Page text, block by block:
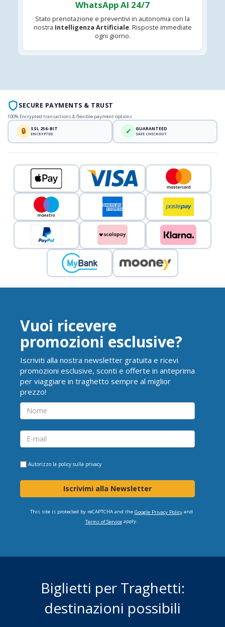
WhatsApp AI 24/7
Stato prenotazione e preventivi in autonomia con la
nostra Intelligenza Artificiale. Risposte immediate
ogni giorno.
SECURE PAYMENTS & TRUST
100% Encrypted transactions & flexible payment options
🔒 SSL 256-BIT
ENCRYPTED ✓ GUARANTEED
SAFE CHECKOUT
Vuoi ricevere
promozioni esclusive?
Iscriviti alla nostra newsletter gratuita e ricevi
promozioni esclusive, sconti e offerte in anteprima
per viaggiare in traghetto sempre al miglior
prezzo!
Autorizzo la policy sulla privacy
Iscrivimi alla Newsletter
This site is protected by reCAPTCHA and the Google Privacy Policyand
Terms of Serviceapply.
Biglietti per Traghetti:
destinazioni possibili